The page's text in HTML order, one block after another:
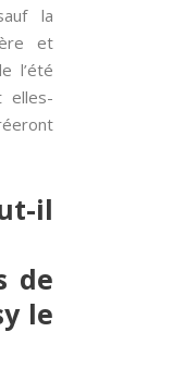
la
et
l’été
elles-
il
de
le